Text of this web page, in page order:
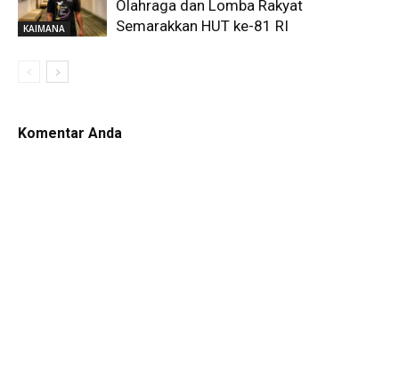
KAIMANA
Olahraga dan Lomba Rakyat
Semarakkan HUT ke-81 RI
Komentar Anda